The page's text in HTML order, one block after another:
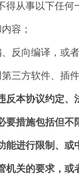
得从事以下任何
容；
反向编译，或
三方软件、
反本协议约定
要措施包括但
能进行限制、
机关的要求，